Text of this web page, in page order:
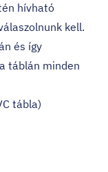
hívható
kell.
és így
táblán minden
tábla)